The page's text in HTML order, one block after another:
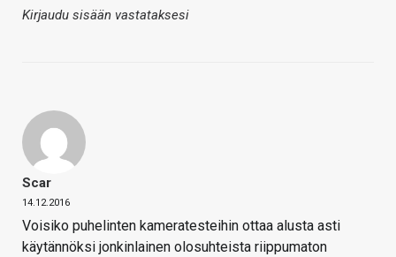
Kirjaudu sisään vastataksesi
Scar
14.12.2016
Voisiko puhelinten kameratesteihin ottaa alusta asti
käytännöksi jonkinlainen olosuhteista riippumaton